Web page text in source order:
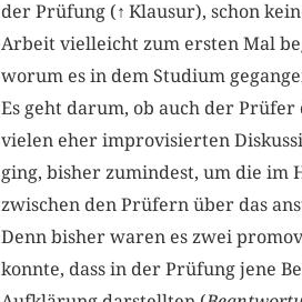
der Prüfung (↑ Klausur), schon
Arbeit vielleicht zum ersten Mal
worum es in dem Studium
Es geht darum, ob auch der Prüfer
vielen eher improvisierten
ging, bisher zumindest, um die im
zwischen den Prüfern über das
Denn bisher waren es zwei
konnte, dass in der Prüfung jene